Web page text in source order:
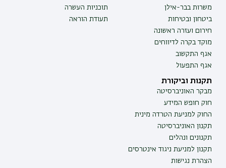
משרות בבר-אילן
ביטחון ובטיחות
חירום ועזרה ראשונה
מוקד בקרה לדיווחים
אגף התקשוב
אגף התפעול
תוכניות העשרה
תעודת הוראה
תקנות וביקורת
מבקר האוניברסיטה
חוק חופש המידע
החוק למניעת הטרדה מינית
תקנון האוניברסיטה
תקנונים ונהלים
תקנון למניעת ניגוד אינטרסים
הצהרת נגישות